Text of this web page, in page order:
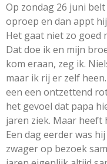
Op zondag 26 juni
oproep en dan appt
Het gaat niet zo goed
Dat doe ik en mijn
kom eraan, zeg ik.
maar ik rij er zelf
een een ontzettend
het gevoel dat papa
jaren ziek. Maar
Een dag eerder was
zwager op bezoek